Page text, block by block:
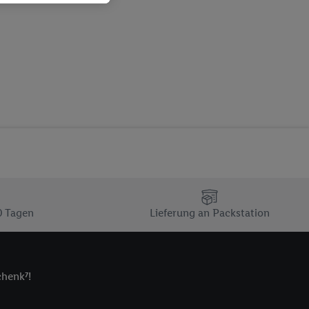
Tagen Lieferung an Packstation
Speichern von
auszuspielen.
E-Mail-
verfügbar ist.
und einer
zu erfassen.
Dritten betrieben
speziell zur